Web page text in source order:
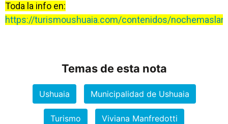
Toda la info en:
https://turismoushuaia.com/contenidos/
Temas de esta nota
Ushuaia Municipalidad de Ushuaia
Turismo Viviana Manfredotti